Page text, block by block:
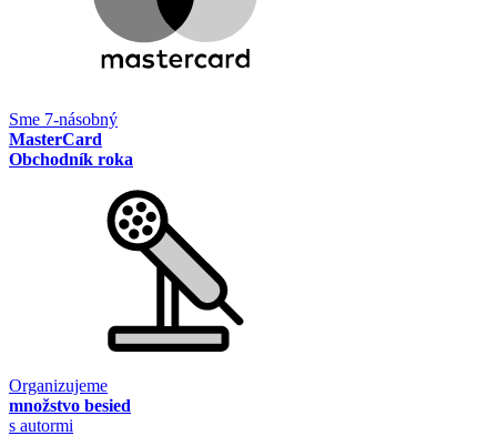
Sme 7-násobný
MasterCard
Obchodník roka
Organizujeme
množstvo besied
s autormi